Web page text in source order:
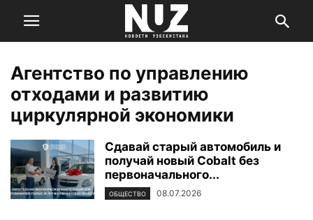
Агентство по управлению
отходами и развитию
циркулярной экономики
Сдавай старый автомобиль и
получай новый Cobalt без
первоначального...
ОБЩЕСТВО 08.07.2026